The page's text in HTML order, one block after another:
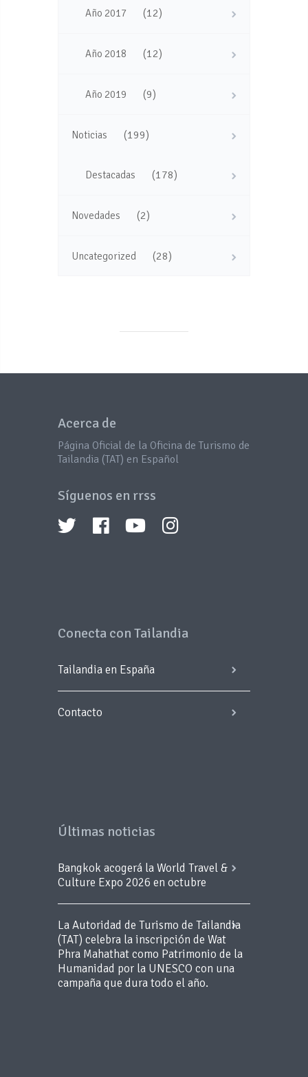
Año 2017 (12)
Año 2018 (12)
Año 2019 (9)
Noticias (199)
Destacadas (178)
Novedades (2)
Uncategorized (28)
Acerca de
Página Oficial de la Oficina de Turismo de
Tailandia (TAT) en Español
Síguenos en rrss
Conecta con Tailandia
Tailandia en España
Contacto
Últimas noticias
Bangkok acogerá la World Travel &
Culture Expo 2026 en octubre
La Autoridad de Turismo de Tailandia
(TAT) celebra la inscripción de Wat
Phra Mahathat como Patrimonio de la
Humanidad por la UNESCO con una
campaña que dura todo el año.